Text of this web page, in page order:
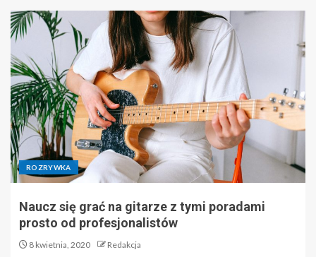
ROZRYWKA
Naucz się grać na gitarze z tymi poradami
prosto od profesjonalistów
8 kwietnia, 2020 Redakcja